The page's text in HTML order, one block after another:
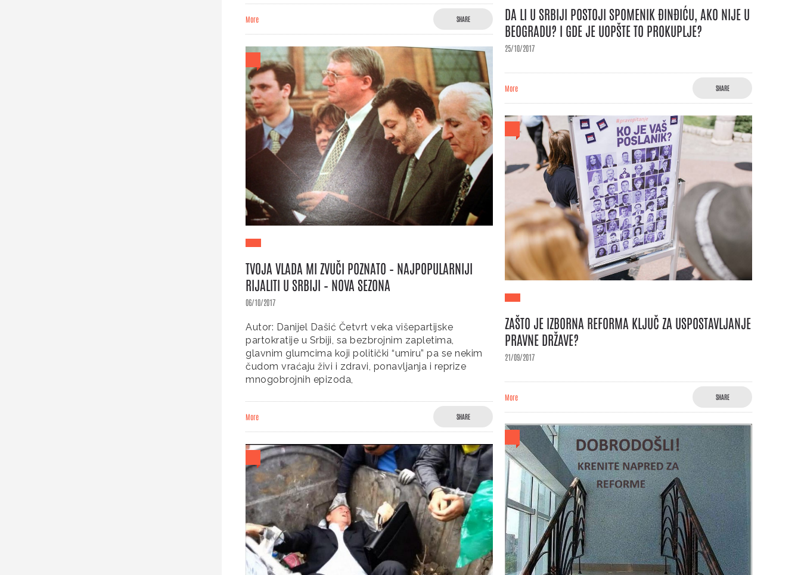
More SHARE
DA LI U SRBIJI POSTOJI SPOMENIK ĐINĐIĆU, AKO NIJE U
BEOGRADU? I GDE JE UOPŠTE TO PROKUPLJE?
25/10/2017
More SHARE
TVOJA VLADA MI ZVUČI POZNATO – NAJPOPULARNIJI
RIJALITI U SRBIJI – NOVA SEZONA
06/10/2017
Autor: Danijel Dašić Četvrt veka višepartijske
partokratije u Srbiji, sa bezbrojnim zapletima,
glavnim glumcima koji politički “umiru” pa se nekim
čudom vraćaju živi i zdravi, ponavljanja i reprize
mnogobrojnih epizoda,
More SHARE
ZAŠTO JE IZBORNA REFORMA KLJUČ ZA USPOSTAVLJANJE
PRAVNE DRŽAVE?
21/09/2017
More SHARE